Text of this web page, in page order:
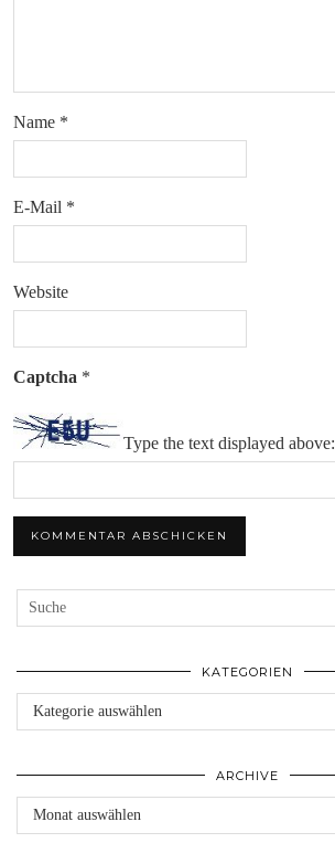
Name *
E-Mail *
Website
Captcha *
Type the text displayed above:
KATEGORIEN
Kategorien
ARCHIVE
Archive